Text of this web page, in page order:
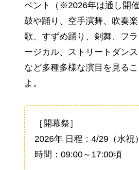
ベント（※2026年は通し開
鼓や踊り、空手演舞、吹奏楽
歌、すずめ踊り、剣舞、フ
ージカル、ストリートダンス
など多種多様な演目を見る
よ。
［開幕祭］
2026年 日程：4/29（水祝）
時間：09:00～17:00頃